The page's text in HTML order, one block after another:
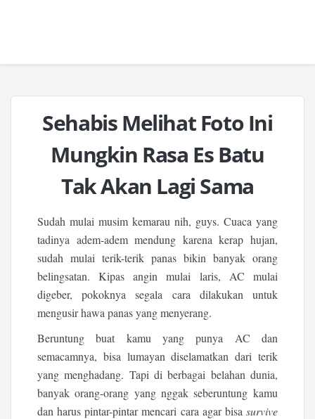
Sehabis Melihat Foto Ini
Mungkin Rasa Es Batu
Tak Akan Lagi Sama
Sudah mulai musim kemarau nih, guys. Cuaca yang
tadinya adem-adem mendung karena kerap hujan,
sudah mulai terik-terik panas bikin banyak orang
belingsatan. Kipas angin mulai laris, AC mulai
digeber, pokoknya segala cara dilakukan untuk
mengusir hawa panas yang menyerang.
Beruntung buat kamu yang punya AC dan
semacamnya, bisa lumayan diselamatkan dari terik
yang menghadang. Tapi di berbagai belahan dunia,
banyak orang-orang yang nggak seberuntung kamu
dan harus pintar-pintar mencari cara agar bisa survive